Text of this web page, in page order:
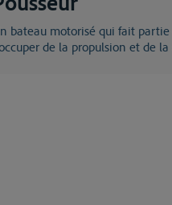
de la propulsion et de